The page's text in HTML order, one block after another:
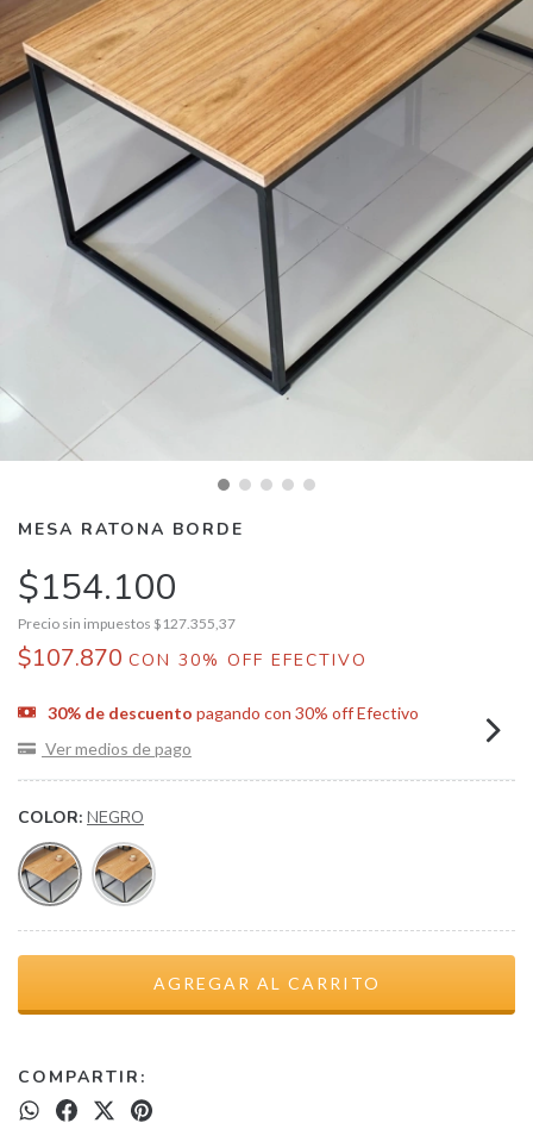
MESA RATONA BORDE
$154.100
Precio sin impuestos $127.355,37
$107.870 CON 30% OFF EFECTIVO
30% de descuento pagando con 30% off Efectivo
Ver medios de pago
COLOR: NEGRO
COMPARTIR: